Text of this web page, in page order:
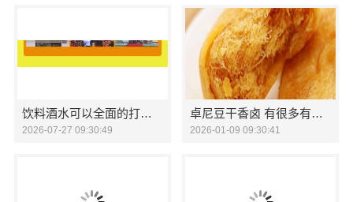
饮料酒水可以全面的打开市场吗
2026-07-27 09:30:49
卓尼豆干香卤 有很多有趣的生活摆件
2026-01-09 09:30:41